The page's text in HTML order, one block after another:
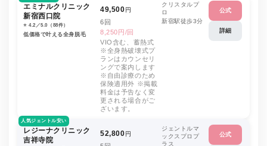
エミナルクリニック
新宿西口院
⭐️ 4.2／5.0（88件）
低価格で叶える全身脱毛
49,500円
6回
8,250円/回
VIO含む、蓄熱式
※全身熱破壊式プ
ランはカウンセリ
ングで案内します
※自由診療のため
保険適用外 ※掲載
料金は予告なく変
更される場合がご
ざいます。
クリスタルプ
ロ
新宿駅徒歩3分
公式
詳細
人気ジェントル安い
レジーナクリニック
吉祥寺院
52,800円
ジェントルマ
ックスプロプ
ラス
公式